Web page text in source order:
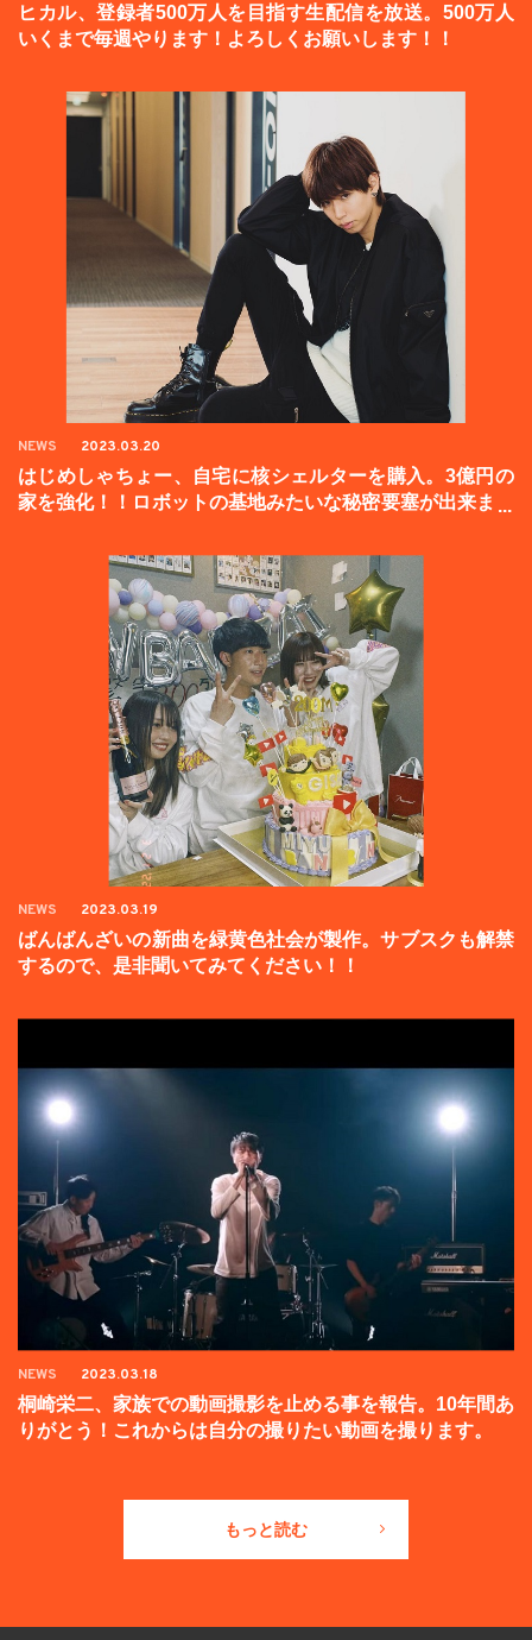
ヒカル、登録者500万人を目指す生配信を放送。500万人
いくまで毎週やります！よろしくお願いします！！
NEWS 2023.03.20
はじめしゃちょー、自宅に核シェルターを購入。3億円の
家を強化！！ロボットの基地みたいな秘密要塞が出来まし
NEWS 2023.03.19
ばんばんざいの新曲を緑黄色社会が製作。サブスクも解禁
するので、是非聞いてみてください！！
NEWS 2023.03.18
桐崎栄二、家族での動画撮影を止める事を報告。10年間あ
りがとう！これからは自分の撮りたい動画を撮ります。
もっと読む